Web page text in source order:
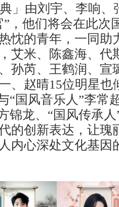
由刘宇、李响、
”，他们将会在此次
忱的青年，一同助
艾米、陈鑫海、代
孙芮、王鹤润、宣
、赵晴15位明星也
“国风音乐人”李常
锦龙、“国风传承
的创新表达，让瑰
内心深处文化基因